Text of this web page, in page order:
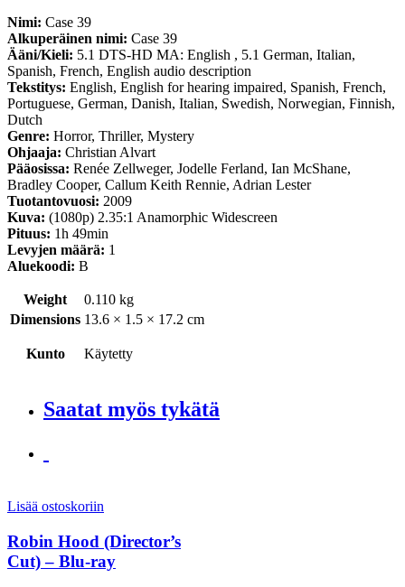
Nimi: Case 39
Alkuperäinen nimi: Case 39
Ääni/Kieli: 5.1 DTS-HD MA: English , 5.1 German, Italian,
Spanish, French, English audio description
Tekstitys: English, English for hearing impaired, Spanish, French,
Portuguese, German, Danish, Italian, Swedish, Norwegian, Finnish,
Dutch
Genre: Horror, Thriller, Mystery
Ohjaaja: Christian Alvart
Pääosissa: Renée Zellweger, Jodelle Ferland, Ian McShane,
Bradley Cooper, Callum Keith Rennie, Adrian Lester
Tuotantovuosi: 2009
Kuva: (1080p) 2.35:1 Anamorphic Widescreen
Pituus: 1h 49min
Levyjen määrä: 1
Aluekoodi: B
Weight
0.110 kg
Dimensions 13.6 × 1.5 × 17.2 cm
Kunto Käytetty
Saatat myös tykätä
Lisää ostoskoriin
Robin Hood (Director’s
Cut) – Blu-ray